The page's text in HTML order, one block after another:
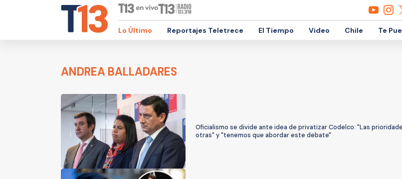
Lo Último Reportajes Teletrece El Tiempo Video Chile Te
ANDREA BALLADARES
Oficialismo se divide ante idea de privatizar Codelco: "Las
otras" y "tenemos que abordar este debate"